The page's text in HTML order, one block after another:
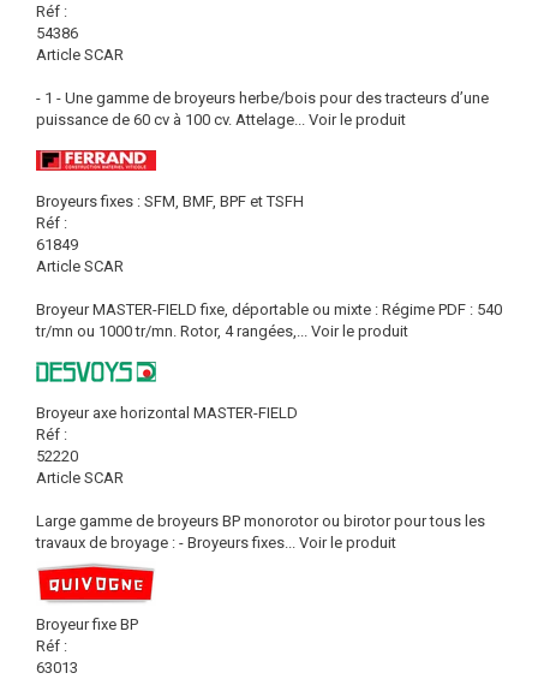
Réf :
54386
Article SCAR
- 1 - Une gamme de broyeurs herbe/bois pour des tracteurs d’une
puissance de 60 cv à 100 cv. Attelage... Voir le produit
Broyeurs fixes : SFM, BMF, BPF et TSFH
Réf :
61849
Article SCAR
Broyeur MASTER-FIELD fixe, déportable ou mixte : Régime PDF : 540
tr/mn ou 1000 tr/mn. Rotor, 4 rangées,... Voir le produit
Broyeur axe horizontal MASTER-FIELD
Réf :
52220
Article SCAR
Large gamme de broyeurs BP monorotor ou birotor pour tous les
travaux de broyage : - Broyeurs fixes... Voir le produit
Broyeur fixe BP
Réf :
63013